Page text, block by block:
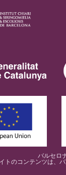
バルセロ
トのコンテンツは、